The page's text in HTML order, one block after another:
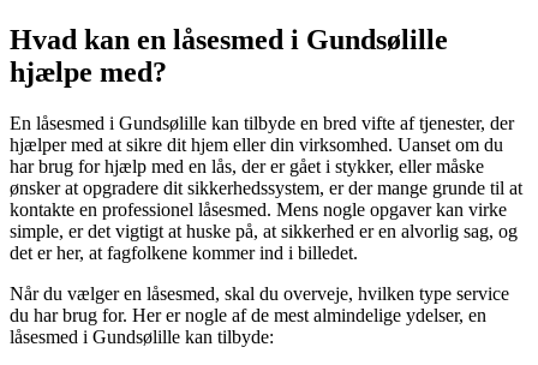
Hvad kan en låsesmed i Gundsølille
hjælpe med?
En låsesmed i Gundsølille kan tilbyde en bred vifte af tjenester, der
hjælper med at sikre dit hjem eller din virksomhed. Uanset om du
har brug for hjælp med en lås, der er gået i stykker, eller måske
ønsker at opgradere dit sikkerhedssystem, er der mange grunde til at
kontakte en professionel låsesmed. Mens nogle opgaver kan virke
simple, er det vigtigt at huske på, at sikkerhed er en alvorlig sag, og
det er her, at fagfolkene kommer ind i billedet.
Når du vælger en låsesmed, skal du overveje, hvilken type service
du har brug for. Her er nogle af de mest almindelige ydelser, en
låsesmed i Gundsølille kan tilbyde: